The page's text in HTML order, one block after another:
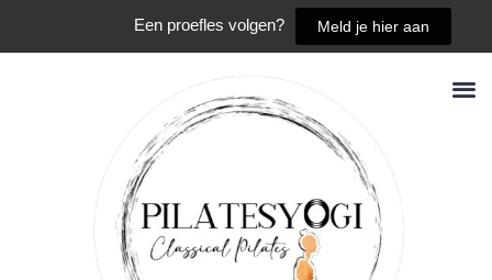
Een proefles volgen? Meld je hier aan